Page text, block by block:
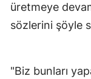
üretmeye
sözlerini şöyle
"Biz bunları